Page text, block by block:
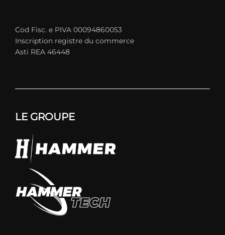
Cod Fisc. e PIVA 00094860053
Inscription registre du commerce
Asti REA 46448
LE GROUPE